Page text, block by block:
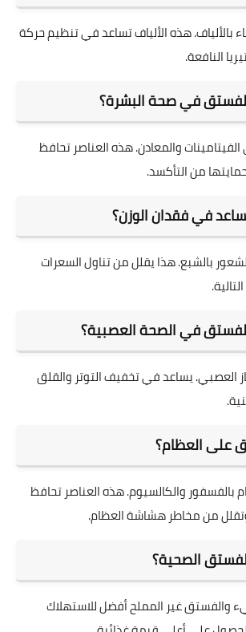
بالألياف. هذه الألياف تساعد في تنظيم حركة
النافعة.
في صحة البشرة؟
والمعادن. هذه العناصر تحافظ
من التأكسد.
في فقدان الوزن؟
بالشبع. هذا يقلل من تناول السعرات
في الصحة العصبية؟
العصبي. يساعد في تخفيف التوتر والقلق
على العظام؟
بالفسفور والكالسيوم. هذه العناصر تحافظ
من مخاطر هشاشة العظام.
الصحية؟
والفستق غير المملح أفضل للاستهلاك